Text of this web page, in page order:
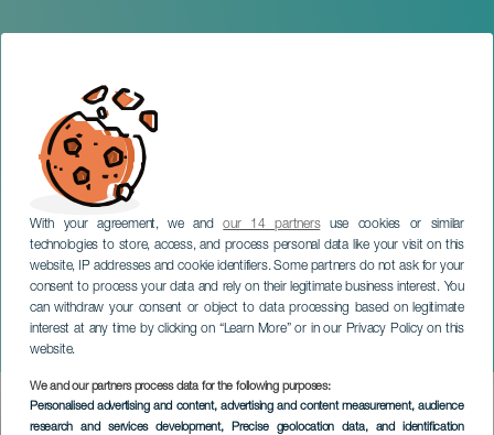
With your agreement, we andour 14 partnersuse cookies or similar
technologies to store, access, and process personal data like your visit on this
website, IP addresses and cookie identifiers. Some partners do not ask for your
consent to process your data and rely on their legitimate business interest. You
can withdraw your consent or object to data processing based on legitimate
interest at any time by clicking on “Learn More” or in our Privacy Policy on this
website.
We and our partners process data for the following purposes:
Personalised advertising and content, advertising and content measurement, audience
research and services development, Precise geolocation data, and identification
Pinocho. El Musical
TENERIFE
Imagen
Listado